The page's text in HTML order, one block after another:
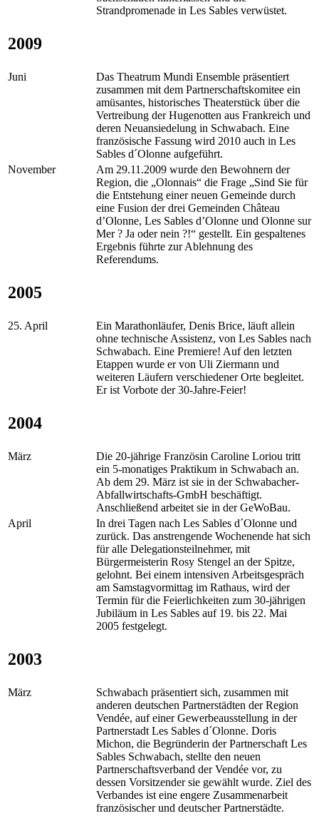
Strandpromenade in Les Sables verwüstet.
2009
Juni
Das Theatrum Mundi Ensemble präsentiert
zusammen mit dem Partnerschaftskomitee ein
amüsantes, historisches Theaterstück über die
Vertreibung der Hugenotten aus Frankreich und
deren Neuansiedelung in Schwabach. Eine
französische Fassung wird 2010 auch in Les
Sables d´Olonne aufgeführt.
November
Am 29.11.2009 wurde den Bewohnern der
Region, die „Olonnais“ die Frage „Sind Sie für
die Entstehung einer neuen Gemeinde durch
eine Fusion der drei Gemeinden Château
d’Olonne, Les Sables d’Olonne und Olonne sur
Mer ? Ja oder nein ?!“ gestellt. Ein gespaltenes
Ergebnis führte zur Ablehnung des
Referendums.
2005
25. April
Ein Marathonläufer, Denis Brice, läuft allein
ohne technische Assistenz, von Les Sables nach
Schwabach. Eine Premiere! Auf den letzten
Etappen wurde er von Uli Ziermann und
weiteren Läufern verschiedener Orte begleitet.
Er ist Vorbote der 30-Jahre-Feier!
2004
März
Die 20-jährige Französin Caroline Loriou tritt
ein 5-monatiges Praktikum in Schwabach an.
Ab dem 29. März ist sie in der Schwabacher-
Abfallwirtschafts-GmbH beschäftigt.
Anschließend arbeitet sie in der GeWoBau.
April
In drei Tagen nach Les Sables d´Olonne und
zurück. Das anstrengende Wochenende hat sich
für alle Delegationsteilnehmer, mit
Bürgermeisterin Rosy Stengel an der Spitze,
gelohnt. Bei einem intensiven Arbeitsgespräch
am Samstagvormittag im Rathaus, wird der
Termin für die Feierlichkeiten zum 30-jährigen
Jubiläum in Les Sables auf 19. bis 22. Mai
2005 festgelegt.
2003
März
Schwabach präsentiert sich, zusammen mit
anderen deutschen Partnerstädten der Region
Vendée, auf einer Gewerbeausstellung in der
Partnerstadt Les Sables d´Olonne. Doris
Michon, die Begründerin der Partnerschaft Les
Sables Schwabach, stellte den neuen
Partnerschaftsverband der Vendée vor, zu
dessen Vorsitzender sie gewählt wurde. Ziel des
Verbandes ist eine engere Zusammenarbeit
französischer und deutscher Partnerstädte.